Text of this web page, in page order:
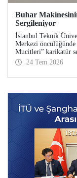
Buhar
Sergileniyor
İstanbul Teknik
Merkezi
Mucitleri” karikatür
Gümüşsuyu
Temmuz–13 Ağustos
24 Tem 2026